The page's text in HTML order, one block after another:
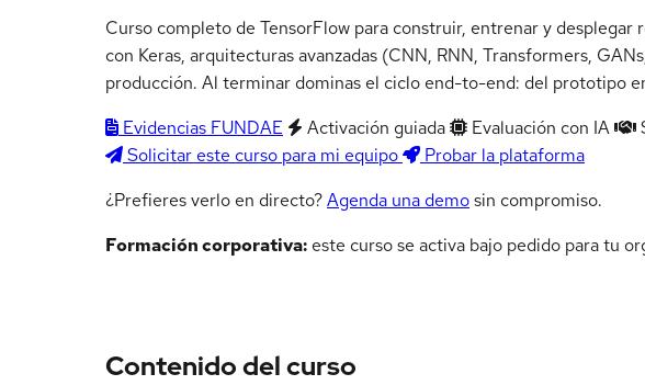
Curso completo de TensorFlow para construir, entrenar y
con Keras, arquitecturas avanzadas (CNN, RNN, Transformers,
producción. Al terminar dominas el ciclo end-to-end: del prototipo
Evidencias FUNDAE
Activación guiada Evaluación con IA
Solicitar este curso para mi equipo
Probar la plataforma
¿Prefieres verlo en directo?Agenda una demosin compromiso.
Formación corporativa: este curso se activa bajo pedido para tu
Contenido del curso